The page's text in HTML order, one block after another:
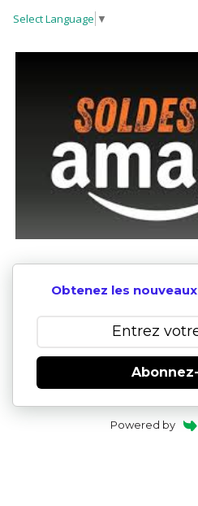
Select Language ▼
Obtenez les
Powered by